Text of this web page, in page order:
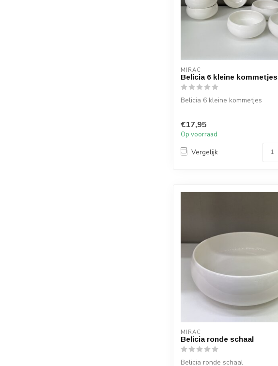
MIRAC
Belicia 6 kleine kommetjes
Belicia 6 kleine kommetjes
Diameter: 9 cm
Hoogte: 4,5 cm
€17,95
Op voorraad
Vergelijk
MIRAC
Belicia ronde schaal
Belicia ronde schaal